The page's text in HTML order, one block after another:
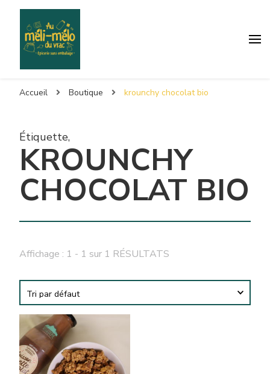
Accueil Boutique krounchy chocolat bio
Étiquette,
KROUNCHY
CHOCOLAT BIO
Affichage : 1 - 1 sur 1 RÉSULTATS